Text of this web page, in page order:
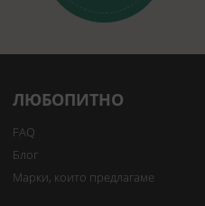
ЛЮБОПИТНО
FAQ
Блог
Марки, които предлагаме